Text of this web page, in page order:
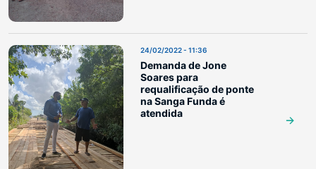
24/02/2022 - 11:36
Demanda de Jone
Soares para
requalificação de ponte
na Sanga Funda é
atendida